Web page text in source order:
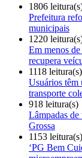
1806
Prefeitura
municipais
1220
Em menos
recupera
1118 leitura(s)
Usuários têm
transporte
918 leitura(s)
Lâmpadas
Grossa
1153 leitura(s)
‘PG Bem